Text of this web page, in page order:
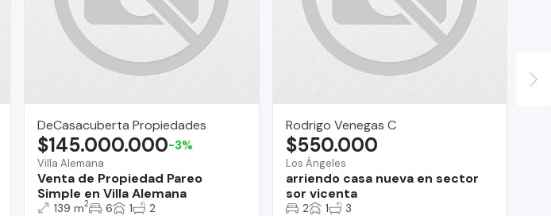
DeCasacuberta Propiedades
Villa Alemana
Venta de Propiedad Pareo
Simple en Villa Alemana
$145.000.000-3%
139 m2 6 1 2
Rodrigo Venegas C
Los Ángeles
arriendo casa nueva en sector
sor vicenta
$550.000
2 1 3